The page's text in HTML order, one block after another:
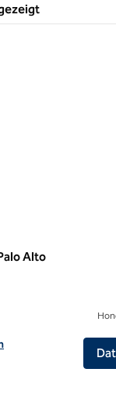
Alto
Garden Inn Palo